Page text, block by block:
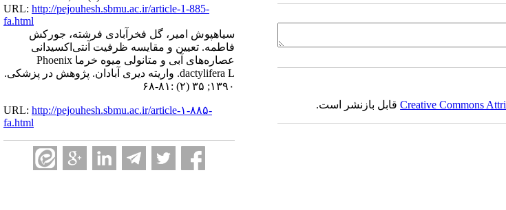
URL: http://pejouhesh.sbmu.ac.ir/article-1-885-
fa.html
سیاهپوش امیر، گل فخرآبادی فرشته، جورکش
فاطمه. تعیین و مقایسه ظرفیت آنتی‌اکسیدانی
عصاره‌های آبی و متانولی میوه خرما Phoenix
dactylifera L. واریته دیری آبادان. پژوهش در پزشکی.
۱۳۹۰; ۳۵ (۲) :۸۱-۶۸
URL: http://pejouhesh.sbmu.ac.ir/article-۱-۸۸۵-
fa.html
Creative Commonsقابل بازنشر است.